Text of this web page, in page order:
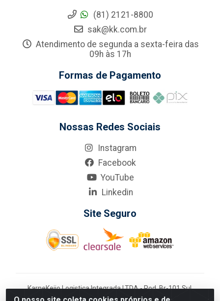
(81) 2121-8800
sak@kk.com.br
Atendimento de segunda a sexta-feira das
09h às 17h
Formas de Pagamento
Nossas Redes Sociais
Instagram
Facebook
YouTube
Linkedin
Site Seguro
KarneKeijo Logistica Integrada LTDA - Rod. Br-101 Sul,
nº3700 - Barro, Recife/PE, 50900-400 CNPJ: